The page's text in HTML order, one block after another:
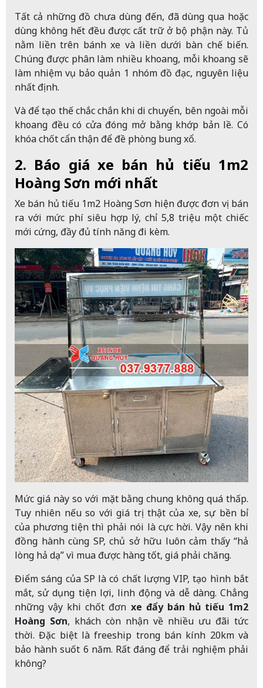
Tất cả những đồ chưa dùng đến, đã dùng qua hoặc
dùng không hết đều được cất trữ ở bộ phận này. Tủ
nằm liền trên bánh xe và liền dưới bàn chế biến.
Chúng được phân làm nhiều khoang, mỗi khoang sẽ
làm nhiệm vụ bảo quản 1 nhóm đồ đạc, nguyên liệu
nhất định.
Và để tạo thế chắc chắn khi di chuyển, bên ngoài mỗi
khoang đều có cửa đóng mở bằng khớp bản lề. Có
khóa chốt cẩn thận để đề phòng bung xổ.
2. Báo giá xe bán hủ tiếu 1m2
Hoàng Sơn mới nhất
Xe bán hủ tiếu 1m2 Hoàng Sơn hiện được đơn vị bán
ra với mức phí siêu hợp lý, chỉ 5,8 triệu một chiếc
mới cứng, đầy đủ tính năng đi kèm.
Mức giá này so với mặt bằng chung không quá thấp.
Tuy nhiên nếu so với giá trị thật của xe, sự bền bỉ
của phương tiện thì phải nói là cực hời. Vậy nên khi
đồng hành cùng SP, chủ sở hữu luôn cảm thấy “hả
lòng hả dạ” vì mua được hàng tốt, giá phải chăng.
Điểm sáng của SP là có chất lượng VIP, tạo hình bắt
mắt, sử dụng tiện lợi, linh động và dễ dàng. Chẳng
những vậy khi chốt đơn xe đẩy bán hủ tiếu 1m2
Hoàng Sơn, khách còn nhận về nhiều ưu đãi tức
thời. Đặc biệt là freeship trong bán kính 20km và
bảo hành suốt 6 năm. Rất đáng để trải nghiệm phải
không?